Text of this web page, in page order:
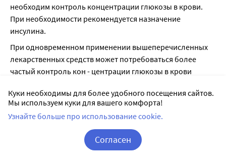
необходим контроль концентрации глюкозы в крови.
При необходимости рекомендуется назначение
инсулина.
При одновременном применении вышеперечисленных
лекарственных средств может потребоваться более
частый контроль кон - центрации глюкозы в крови
метформина может быть скорректирована в процессе
лечения и после его прекращения.
Ингибиторы ангиотензинпревращающего фермента и
другие гипотензивные лекарственные средства могут
снижать концентрацию глюкозы в крови. При
Куки необходимы для более удобного посещения сайтов.
Мы используем куки для вашего комфорта!
Узнайте больше про использование cookie.
Согласен